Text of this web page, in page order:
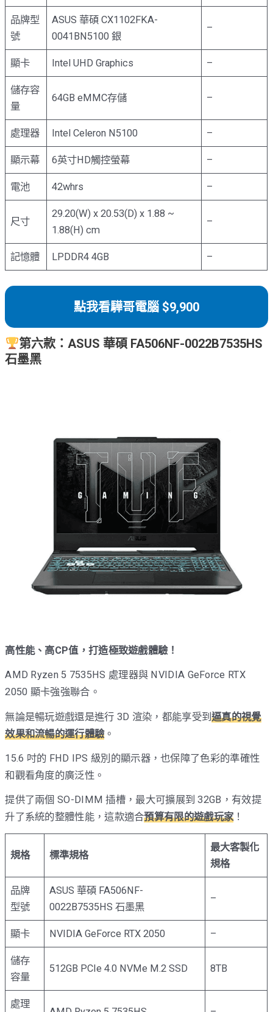
品牌型
號
ASUS 華碩 CX1102FKA-
0041BN5100 銀
–
顯卡 Intel UHD Graphics –
儲存容
量
64GB eMMC存儲 –
處理器 Intel Celeron N5100 –
顯示幕 6英寸HD觸控螢幕 –
電池 42whrs –
尺寸
29.20(W) x 20.53(D) x 1.88 ~
1.88(H) cm
–
記憶體 LPDDR4 4GB –
點我看驊哥電腦 $9,900
第六款：ASUS 華碩 FA506NF-0022B7535HS
石墨黑
高性能、高CP值，打造極致遊戲體驗！
AMD Ryzen 5 7535HS 處理器與 NVIDIA GeForce RTX
2050 顯卡強強聯合。
無論是暢玩遊戲還是進行 3D 渲染，都能享受到逼真的視覺
效果和流暢的運行體驗。
15.6 吋的 FHD IPS 級別的顯示器，也保障了色彩的準確性
和觀看角度的廣泛性。
提供了兩個 SO-DIMM 插槽，最大可擴展到 32GB，有效提
升了系統的整體性能，這款適合預算有限的遊戲玩家！
規格 標準規格
最大客製化
規格
品牌
型號
ASUS 華碩 FA506NF-
0022B7535HS 石墨黑
–
顯卡 NVIDIA GeForce RTX 2050 –
儲存
容量
512GB PCIe 4.0 NVMe M.2 SSD 8TB
處理